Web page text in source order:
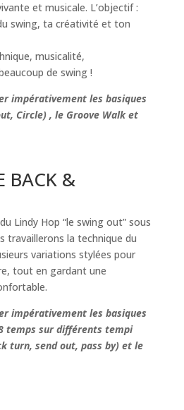
et musicale. L’objectif :
swing, ta créativité et ton
musicalité,
de swing !
impérativement les basiques
Circle) , le Groove Walk et
BACK &
Lindy Hop “le swing out” sous
travaillerons la technique du
variations stylées pour
tout en gardant une
impérativement les basiques
temps sur différents tempi
turn, send out, pass by) et le